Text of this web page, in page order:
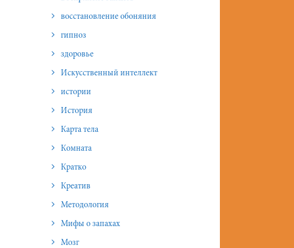
восстановление обоняния
гипноз
здоровье
Искусственный интеллект
истории
История
Карта тела
Комната
Кратко
Креатив
Методология
Мифы о запахах
Мозг